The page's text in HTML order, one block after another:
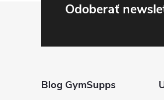
Odoberať
Blog GymSupps